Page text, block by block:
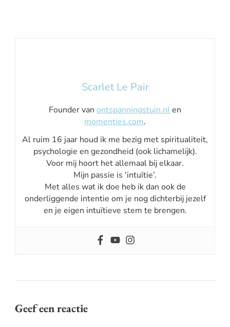
Scarlet Le Pair
Founder van ontspanningstuin.nlen
momentjes.com.
Al ruim 16 jaar houd ik me bezig met spiritualiteit,
psychologie en gezondheid (ook lichamelijk).
Voor mij hoort het allemaal bij elkaar.
Mijn passie is ‘intuïtie’.
Met alles wat ik doe heb ik dan ook de
onderliggende intentie om je nog dichterbij jezelf
en je eigen intuïtieve stem te brengen.
Geef een reactie